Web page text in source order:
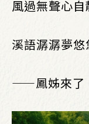
風過無聲心自
溪語潺潺夢悠
——鳳姊來了